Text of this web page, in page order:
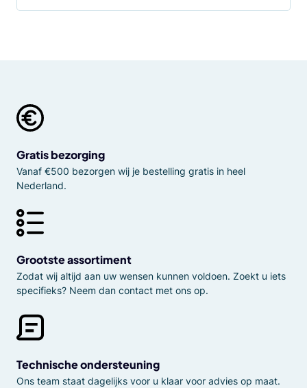
Gratis bezorging
Vanaf €500 bezorgen wij je bestelling gratis in heel
Nederland.
Grootste assortiment
Zodat wij altijd aan uw wensen kunnen voldoen. Zoekt u iets
specifieks? Neem dan contact met ons op.
Technische ondersteuning
Ons team staat dagelijks voor u klaar voor advies op maat.